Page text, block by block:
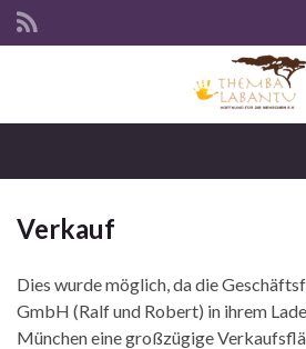
Verkauf
Dies wurde möglich, da die
GmbH (Ralf und Robert) in ihrem
München eine großzügige